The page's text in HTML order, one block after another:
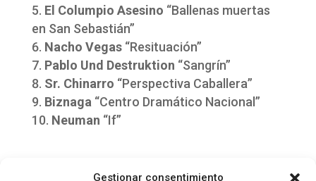
Gestionar consentimiento
El Columpio Asesino “Ballenas muertas
en San Sebastián”
Nacho Vegas“Resituación”
Pablo Und Destruktion “Sangrín”
Sr. Chinarro “Perspectiva Caballera”
Biznaga “Centro Dramático Nacional”
Neuman “If”
Puedes consultar el resto de la lista en su